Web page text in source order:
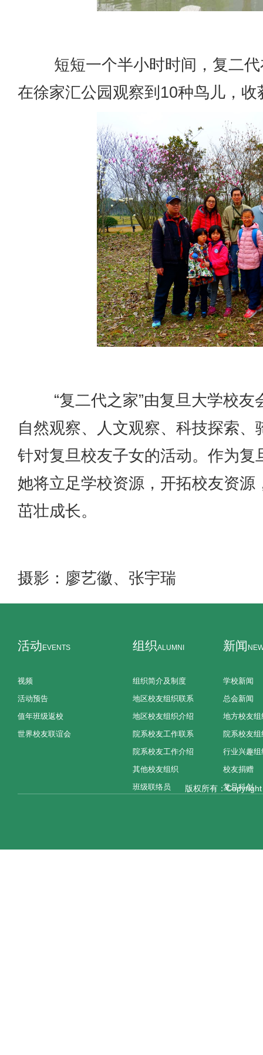
短短一个半小时时间，复二代
在徐家汇公园观察到10种鸟儿，收
“复二代之家”由复旦大学校友
自然观察、人文观察、科技探索
针对复旦校友子女的活动。作为
她将立足学校资源，开拓校友资源
茁壮成长。
摄影：廖艺徽、张宇瑞
活动 EVENTS
视频
活动预告
值年班级返校
世界校友联谊会
组织ALUMNI
组织简介及制度
地区校友组织联系
地区校友组织介绍
院系校友工作联系
院系校友工作介绍
其他校友组织
班级联络员
新闻
学校新闻
总会新闻
地方校友组
院系校友组
行业兴趣组
校友捐赠
复旦科创
版权所有：